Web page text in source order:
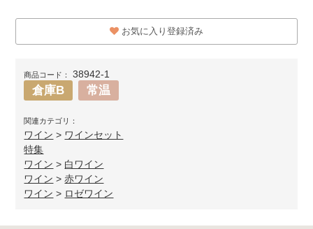
お気に入り登録済み
商品コード： 38942-1
倉庫B 常温
関連カテゴリ：
ワイン > ワインセット
特集
ワイン > 白ワイン
ワイン >赤ワイン
ワイン > ロゼワイン